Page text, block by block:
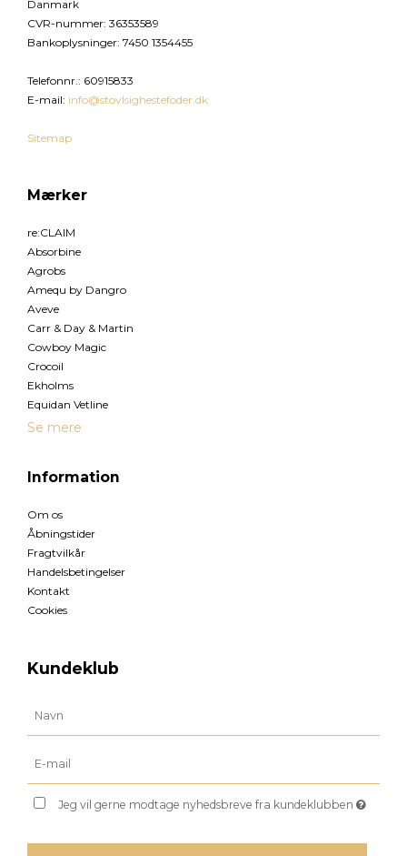
Danmark
CVR-nummer: 36353589
Bankoplysninger: 7450 1354455
Telefonnr. : 60915833
E-mail: info@stovlsighestefoder.dk
Sitemap
Mærker
re:CLAIM
Absorbine
Agrobs
Amequ by Dangro
Aveve
Carr & Day & Martin
Cowboy Magic
Crocoil
Ekholms
Equidan Vetline
Se mere
Information
Om os
Åbningstider
Fragtvilkår
Handelsbetingelser
Kontakt
Cookies
Kundeklub
Jeg vil gerne modtage nyhedsbreve fra kundeklubben